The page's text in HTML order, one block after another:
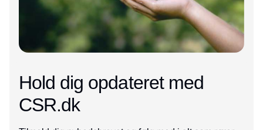
Hold dig opdateret med
CSR.dk